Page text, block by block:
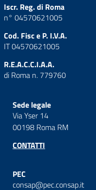
Iscr. Reg. di Roma
n° 04570621005
Cod. Fisc e P. I.V.A.
IT 04570621005
R.E.A.C.C.I.A.A.
di Roma n. 779760
Sede legale
Via Yser 14
00198 Roma RM
CONTATTI
PEC
consap@pec.consap.it